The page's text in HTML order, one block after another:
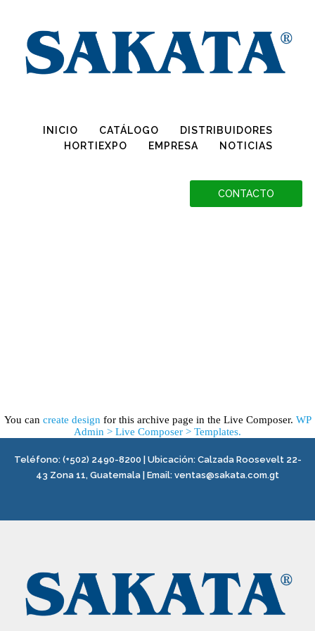
INICIO CATÁLOGO
DISTRIBUIDORES
HORTIEXPO
EMPRESA NOTICIAS
CONTACTO
You can create design for this archive page in the Live Composer. WP
Admin > Live Composer > Templates.
Teléfono: (+502) 2490-8200 | Ubicación: Calzada Roosevelt 22-
43 Zona 11, Guatemala Email: ventas@sakata.com.gt